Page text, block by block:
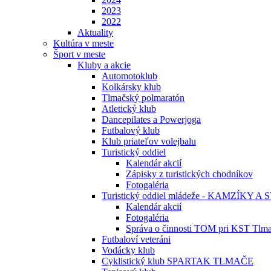
2023
2022
Aktuality
Kultúra v meste
Šport v meste
Kluby a akcie
Automotoklub
Kolkársky klub
Tlmačský polmaratón
Atletický klub
Dancepilates a Powerjoga
Futbalový klub
Klub priateľov volejbalu
Turistický oddiel
Kalendár akcií
Zápisky z turistických chodníkov
Fotogaléria
Turistický oddiel mládeže - KAMZÍKY A
Kalendár akcií
Fotogaléria
Správa o činnosti TOM pri KST
Futbaloví veteráni
Vodácky klub
Cyklistický klub SPARTAK TLMAČE